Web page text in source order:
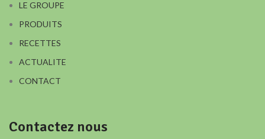
LE GROUPE
PRODUITS
RECETTES
ACTUALITE
CONTACT
Contactez nous